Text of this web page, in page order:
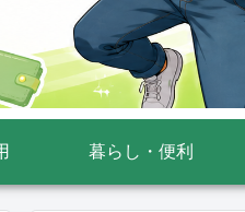
暮らし・便利